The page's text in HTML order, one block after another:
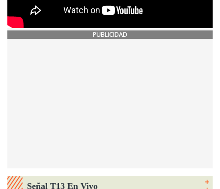
PUBLICIDAD
Señal T13 En Vivo